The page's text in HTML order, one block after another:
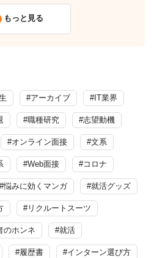
もっと見る
#アーカイブ #IT業界
#職種研究 #志望動機
#オンライン面接 #文系
#Web面接 #コロナ
#悩みに効くマンガ #就活グッズ
#リクルートスーツ
のホンネ #就活
#履歴書 #インターン選び方